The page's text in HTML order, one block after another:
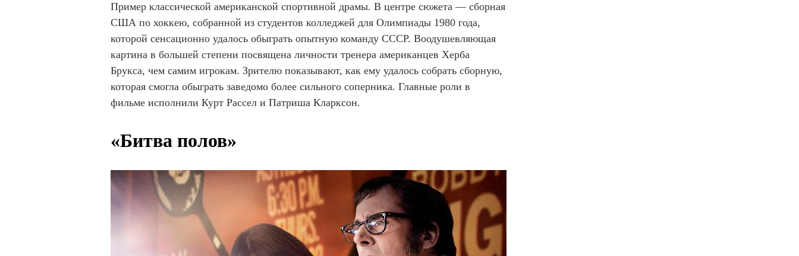
Пример классической американской спортивной драмы. В центре сюжета — сборная
США по хоккею, собранной из студентов колледжей для Олимпиады 1980 года,
которой сенсационно удалось обыграть опытную команду СССР. Воодушевляющая
картина в большей степени посвящена личности тренера американцев Херба
Брукса, чем самим игрокам. Зрителю показывают, как ему удалось собрать сборную,
которая смогла обыграть заведомо более сильного соперника. Главные роли в
фильме исполнили Курт Рассел и Патриша Кларксон.
«Битва полов»